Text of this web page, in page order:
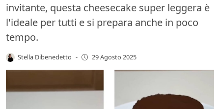
invitante, questa cheesecake super leggera è
l'ideale per tutti e si prepara anche in poco
tempo.
Stella Dibenedetto - 29 Agosto 2025